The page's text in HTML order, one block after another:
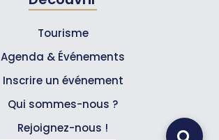
Tourisme
Agenda & Événements
Inscrire un événement
Qui sommes-nous ?
Rejoignez-nous !